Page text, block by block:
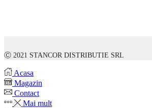
Ⓒ 2021 STANCOR DISTRIBUTIE SRL
Acasa
Magazin
Contact
Mai mult